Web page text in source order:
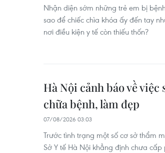
Nhận diện sớm những trẻ em bị
sao để chiếc chìa khóa ấy đến tay
nơi điều kiện y tế còn thiếu thốn?
Hà Nội cảnh báo về
chữa bệnh, làm đẹp
07/08/2026 03:03
Trước tình trạng một số cơ sở thẩm
Sở Y tế Hà Nội khẳng định chưa